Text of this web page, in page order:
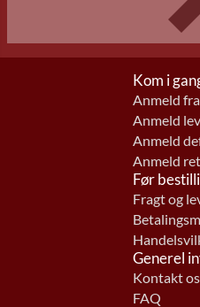
Kom i
Anmeld
Anmeld
Anmeld
Anmeld
Før
Fragt og
Generel
Kontakt os
FAQ